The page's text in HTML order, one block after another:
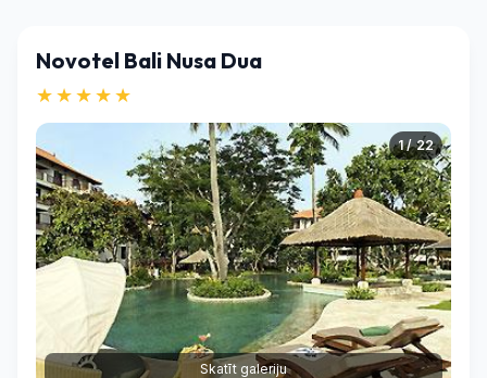
Novotel Bali Nusa Dua
★★★★★
1 / 22
Skatīt galeriju